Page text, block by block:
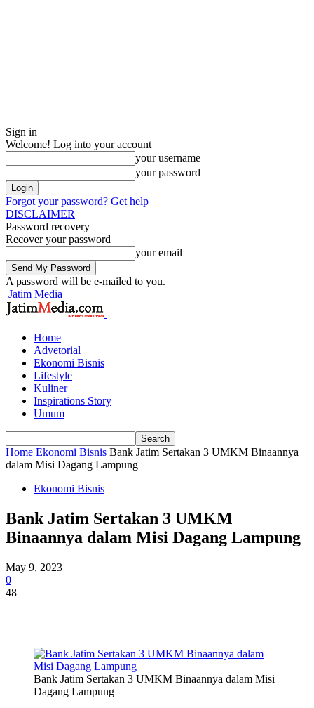
Sign in
Welcome! Log into your account
your username
your password
Forgot your password? Get help
DISCLAIMER
Password recovery
Recover your password
your email
A password will be e-mailed to you.
Jatim Media
Home
Advetorial
Ekonomi Bisnis
Lifestyle
Kuliner
Inspirations Story
Umum
Home Ekonomi Bisnis Bank Jatim Sertakan 3 UMKM Binaannya
dalam Misi Dagang Lampung
Ekonomi Bisnis
Bank Jatim Sertakan 3 UMKM
Binaannya dalam Misi Dagang Lampung
May 9, 2023
0
48
Bank Jatim Sertakan 3 UMKM Binaannya dalam Misi
Dagang Lampung